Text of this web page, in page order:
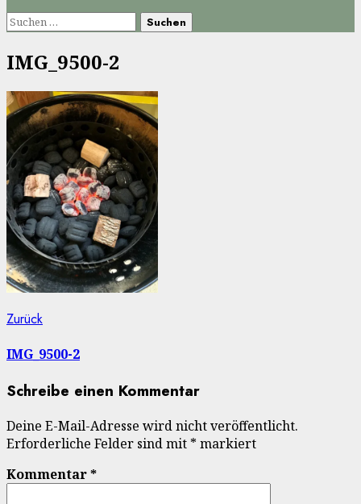
Suchen
IMG_9500-2
Beitragsnavigation
ZurückVorheriger
IMG_9500-2
Schreibe einen Kommentar
Deine E-Mail-Adresse wird nicht veröffentlicht.
Erforderliche Felder sind mit * markiert
Kommentar*